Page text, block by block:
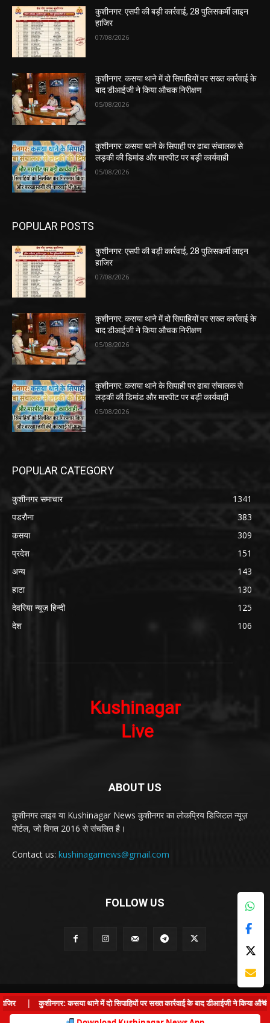
कुशीनगर: एसपी की बड़ी कार्रवाई, 28 पुलिसकर्मी लाइन
हाजिर
07/08/2026
कुशीनगर: कसया थाने में दो सिपाहियों पर सख्त कार्रवाई के
बाद डीआईजी ने किया औचक निरीक्षण
05/08/2026
कुशीनगर: कसया थाने के सिपाही पर ढाबा संचालक से
लड़की की डिमांड और मारपीट पर बड़ी कार्यवाही
05/08/2026
POPULAR POSTS
कुशीनगर: एसपी की बड़ी कार्रवाई, 28 पुलिसकर्मी लाइन
हाजिर
07/08/2026
कुशीनगर: कसया थाने में दो सिपाहियों पर सख्त कार्रवाई के
बाद डीआईजी ने किया औचक निरीक्षण
05/08/2026
कुशीनगर: कसया थाने के सिपाही पर ढाबा संचालक से
लड़की की डिमांड और मारपीट पर बड़ी कार्यवाही
05/08/2026
POPULAR CATEGORY
कुशीनगर समाचार
1341
पडरौना
383
कसया
309
प्रदेश
151
अन्य
143
हाटा
130
देवरिया न्यूज़ हिन्दी
125
देश
106
ABOUT US
कुशीनगर लाइव या Kushinagar News कुशीनगर का लोकप्रिय डिजिटल न्यूज़
पोर्टल, जो विगत 2016 से संचलित है।
Contact us: kushinagarnews@gmail.com
FOLLOW US
© Kushinagar Live - 2022
Home About us Privacy Policy Contact us
×
|
कुशीनगर: कसया थाने में दो सिपाहियों पर सख्त कार्रवाई के बाद डीआईजी ने किया औचक